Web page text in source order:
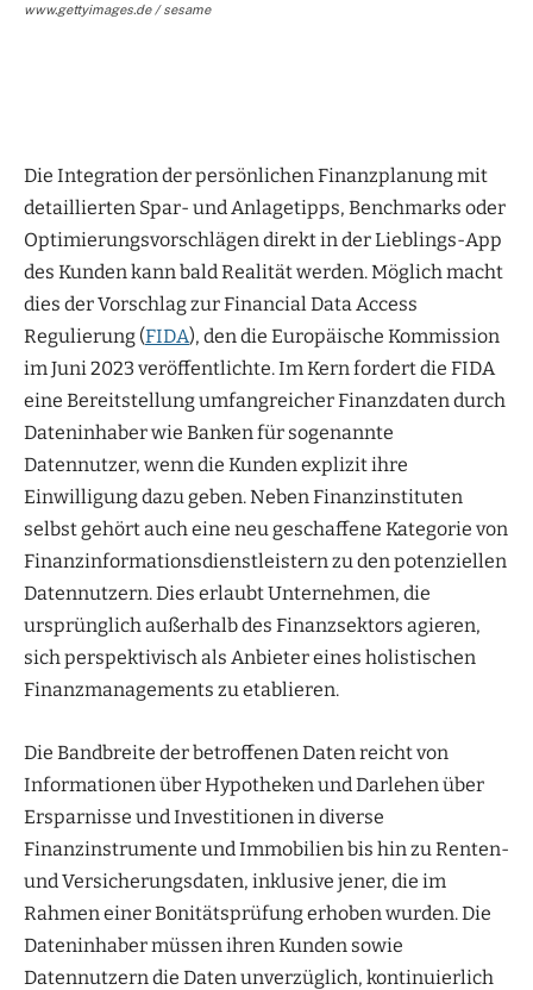
www.gettyimages.de / sesame
Die Integration der persönlichen Finanzplanung mit
detaillierten Spar- und Anlagetipps, Benchmarks oder
Optimierungsvorschlägen direkt in der Lieblings-App
des Kunden kann bald Realität werden. Möglich macht
dies der Vorschlag zur Financial Data Access
Regulierung (FIDA), den die Europäische Kommission
im Juni 2023 veröffentlichte. Im Kern fordert die FIDA
eine Bereitstellung umfangreicher Finanzdaten durch
Dateninhaber wie Banken für sogenannte
Datennutzer, wenn die Kunden explizit ihre
Einwilligung dazu geben. Neben Finanzinstituten
selbst gehört auch eine neu geschaffene Kategorie von
Finanzinformationsdienstleistern zu den potenziellen
Datennutzern. Dies erlaubt Unternehmen, die
ursprünglich außerhalb des Finanzsektors agieren,
sich perspektivisch als Anbieter eines holistischen
Finanzmanagements zu etablieren.
Die Bandbreite der betroffenen Daten reicht von
Informationen über Hypotheken und Darlehen über
Ersparnisse und Investitionen in diverse
Finanzinstrumente und Immobilien bis hin zu Renten-
und Versicherungsdaten, inklusive jener, die im
Rahmen einer Bonitätsprüfung erhoben wurden. Die
Dateninhaber müssen ihren Kunden sowie
Datennutzern die Daten unverzüglich, kontinuierlich